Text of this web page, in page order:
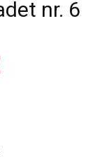
nr. 6